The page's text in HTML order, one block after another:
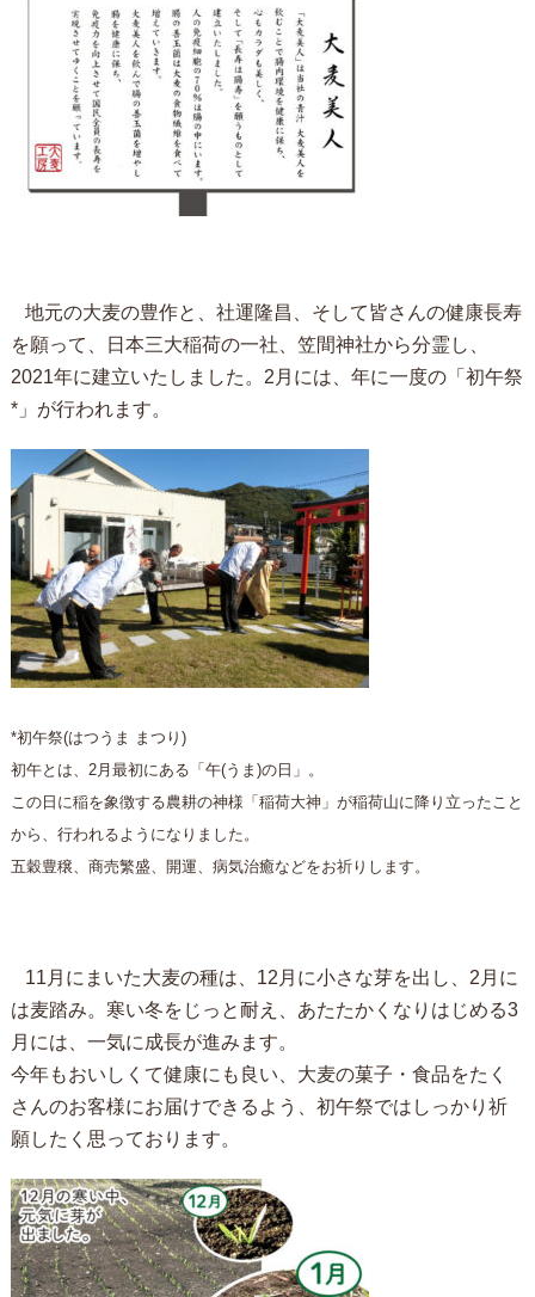
地元の大麦の豊作と、社運隆昌、そして皆さんの健康長寿
を願って、日本三大稲荷の一社、笠間神社から分霊し、
2021年に建立いたしました。2月には、年に一度の「初午祭
*」が行われます。
*初午祭(はつうま まつり)
初午とは、2月最初にある「午(うま)の日」。
この日に稲を象徴する農耕の神様「稲荷大神」が稲荷山に降り立ったこと
から、行われるようになりました。
五穀豊穣、商売繁盛、開運、病気治癒などをお祈りします。
11月にまいた大麦の種は、12月に小さな芽を出し、2月に
は麦踏み。寒い冬をじっと耐え、あたたかくなりはじめる3
月には、一気に成長が進みます。
今年もおいしくて健康にも良い、大麦の菓子・食品をたく
さんのお客様にお届けできるよう、初午祭ではしっかり祈
願したく思っております。